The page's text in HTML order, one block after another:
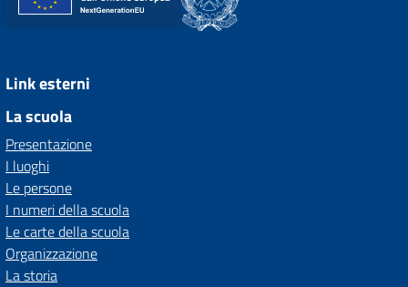
Link esterni
La scuola
Presentazione
I luoghi
Le persone
I numeri della scuola
Le carte della scuola
Organizzazione
La storia